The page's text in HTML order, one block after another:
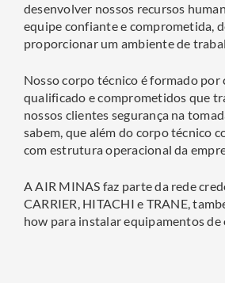
desenvolver nossos recursos
equipe confiante e comprometida,
proporcionar um ambiente de
Nosso corpo técnico é formado por
qualificado e comprometidos que
nossos clientes segurança na
sabem, que além do corpo técnico
com estrutura operacional da
AAIR MINAS faz parte da rede
CARRIER, HITACHI e TRANE,
how para instalar equipamentos